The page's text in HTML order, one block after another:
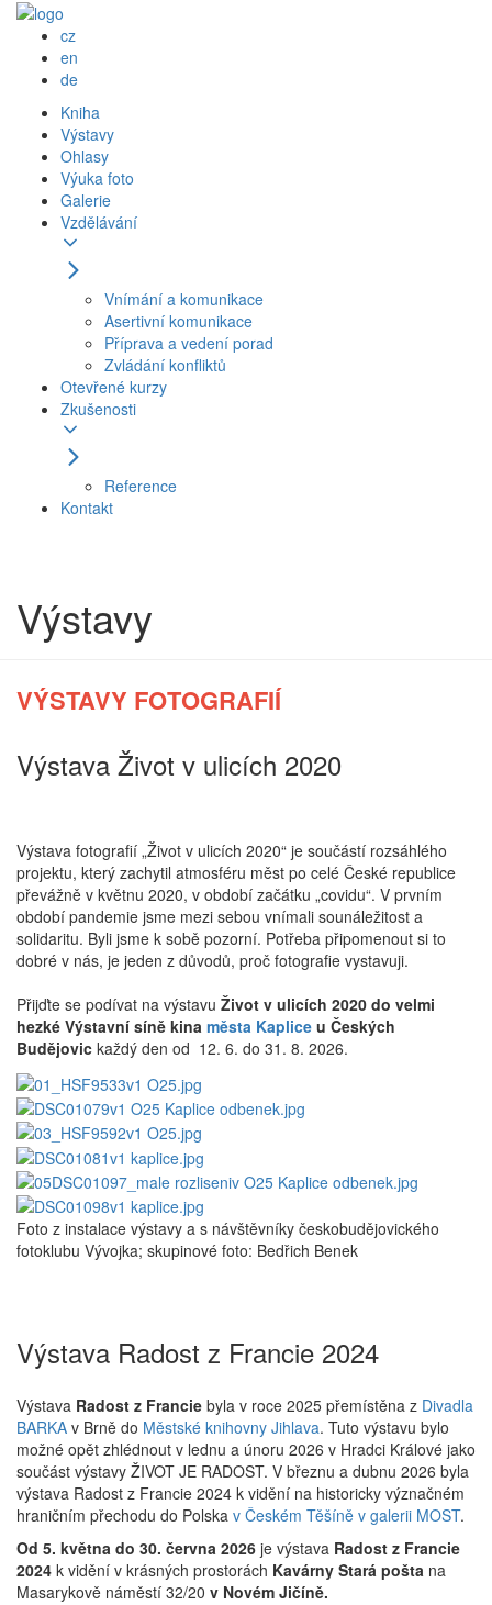
cz
en
de
Kniha
Výstavy
Ohlasy
Výuka foto
Galerie
Vzdělávání
Vnímání a komunikace
Asertivní komunikace
Příprava a vedení porad
Zvládání konfliktů
Otevřené kurzy
Zkušenosti
Reference
Kontakt
Výstavy
VÝSTAVY FOTOGRAFIÍ
Výstava Život v ulicích 2020
Výstava fotografií „Život v ulicích 2020“ je součástí rozsáhlého
projektu, který zachytil atmosféru měst po celé České republice
převážně v květnu 2020, v období začátku „covidu“. V prvním
období pandemie jsme mezi sebou vnímali sounáležitost a
solidaritu. Byli jsme k sobě pozorní. Potřeba připomenout si to
dobré v nás, je jeden z důvodů, proč fotografie vystavuji.
Přijďte se podívat na výstavu Život v ulicích 2020 do velmi
hezké Výstavní síně kina města Kaplice u Českých
Budějovic každý den od 12. 6. do 31. 8. 2026.
Foto z instalace výstavy a s návštěvníky českobudějovického
fotoklubu Vývojka; skupinové foto: Bedřich Benek
Výstava Radost z Francie 2024
Výstava Radost z Francie byla v roce 2025 přemístěna z Divadla
BARKA v Brně do Městské knihovny Jihlava. Tuto výstavu bylo
možné opět zhlédnout v lednu a únoru 2026 v Hradci Králové jako
součást výstavy ŽIVOT JE RADOST. V březnu a dubnu 2026 byla
výstava Radost z Francie 2024 k vidění na historicky význačném
hraničním přechodu do Polska v Českém Těšíně v galerii MOST.
Od 5. května do 30. června 2026 je výstava Radost z Francie
2024 k vidění v krásných prostorách Kavárny Stará pošta na
Masarykově náměstí 32/20 v Novém Jičíně.